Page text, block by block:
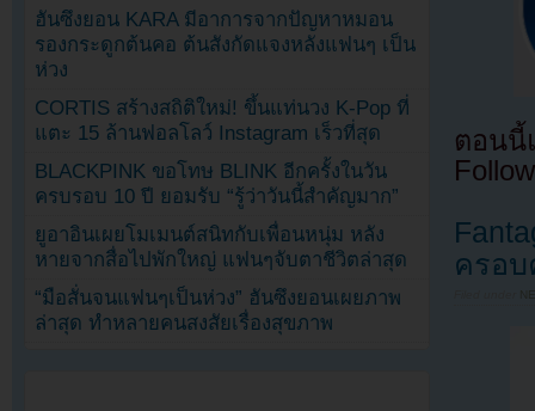
ตอนนี้
ครอ
ฮันซึงยอน KARA มีอาการจากปัญหาหมอน
รองกระดูกต้นคอ ต้นสังกัดแจงหลังแฟนๆ เป็น
ห่วง
CORTIS สร้างสถิติใหม่! ขึ้นแท่นวง K-Pop ที่
แตะ 15 ล้านฟอลโลว์ Instagram เร็วที่สุด
BLACKPINK ขอโทษ BLINK อีกครั้งในวัน
ครบรอบ 10 ปี ยอมรับ “รู้ว่าวันนี้สำคัญมาก”
ยูอาอินเผยโมเมนต์สนิทกับเพื่อนหนุ่ม หลัง
หายจากสื่อไปพักใหญ่ แฟนๆจับตาชีวิตล่าสุด
“มือสั่นจนแฟนๆเป็นห่วง” ฮันซึงยอนเผยภาพ
ล่าสุด ทำหลายคนสงสัยเรื่องสุขภาพ